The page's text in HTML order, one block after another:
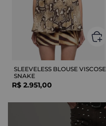
SLEEVELESS BLOUSE VISCOSE
SNAKE
R$ 2.951,00